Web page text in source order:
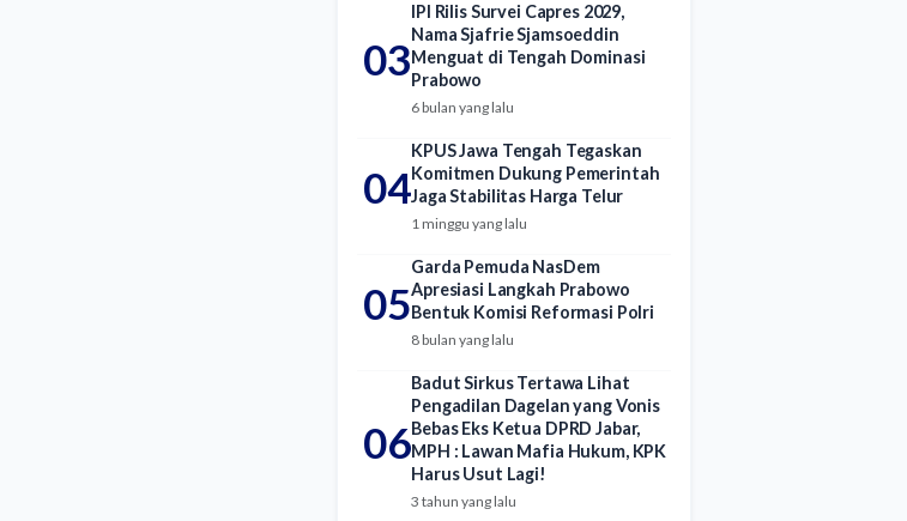
03
IPI Rilis Survei Capres 2029,
Nama Sjafrie Sjamsoeddin
Menguat di Tengah Dominasi
Prabowo
6 bulan yang lalu
04
KPUS Jawa Tengah Tegaskan
Komitmen Dukung Pemerintah
Jaga Stabilitas Harga Telur
1 minggu yang lalu
05
Garda Pemuda NasDem
Apresiasi Langkah Prabowo
Bentuk Komisi Reformasi Polri
8 bulan yang lalu
06
Badut Sirkus Tertawa Lihat
Pengadilan Dagelan yang Vonis
Bebas Eks Ketua DPRD Jabar,
MPH : Lawan Mafia Hukum, KPK
Harus Usut Lagi!
3 tahun yang lalu